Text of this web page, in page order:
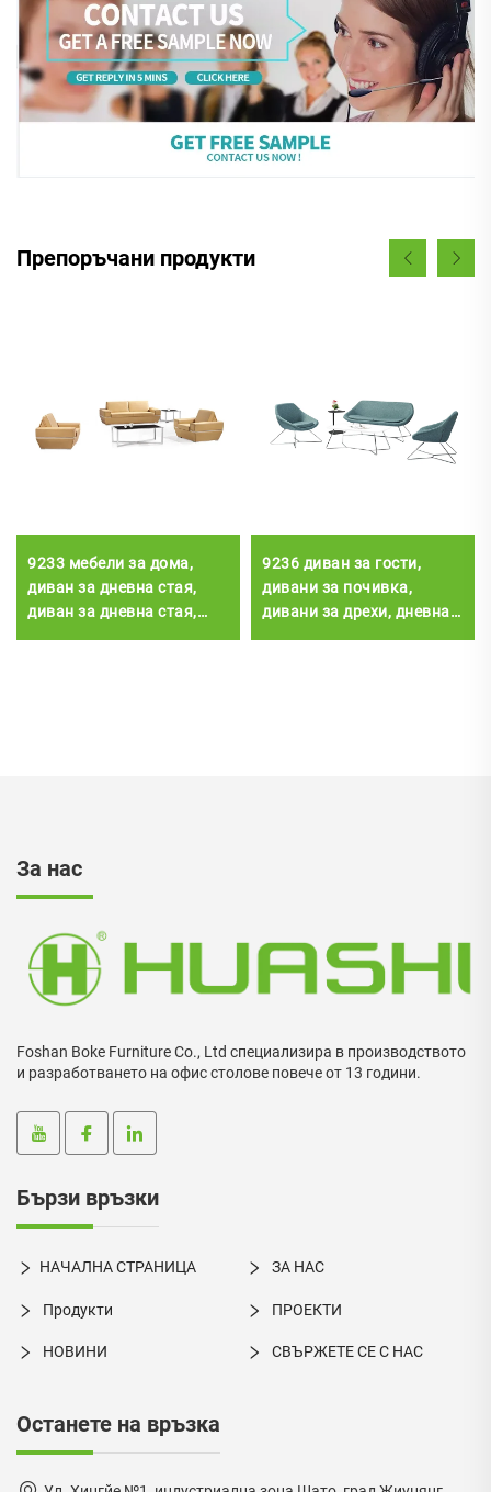
Препоръчани продукти
9233 мебели за дома,
диван за дневна стая,
диван за дневна стая,
9236 диван за гости,
дивани за почивка,
дивани за дрехи, дневна
За нас
Foshan Boke Furniture Co., Ltd специализира в производството
и разработването на офис столове повече от 13 години.
Бързи връзки
НАЧАЛНА СТРАНИЦА ЗА НАС
Продукти ПРОЕКТИ
НОВИНИ СВЪРЖЕТЕ СЕ С НАС
Останете на връзка